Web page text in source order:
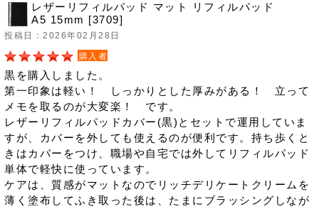
レザーリフィルパッド マット リフィルパッド
A5 15mm [3709]
投稿日：2026年02月28日
購入者
黒を購入しました。
第一印象は軽い！ しっかりとした厚みがある！ 立って
メモを取るのが大変楽！ です。
レザーリフィルパッドカバー(黒)とセットで運用していま
すが、カバーを外しても使えるのが便利です。持ち歩くと
きはカバーをつけ、職場や自宅では外してリフィルパッド
単体で軽快に使っています。
ケアは、質感がマットなのでリッチデリケートクリームを
薄く塗布してふき取った後は、たまにブラッシングしなが